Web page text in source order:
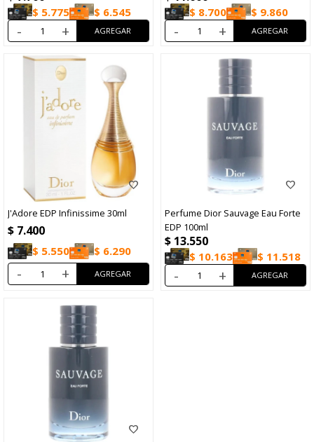
$ 5.775 $ 6.545
- +
$ 8.700 $ 9.860
- +
J'Adore EDP Infinissime 30ml
$ 7.400
$ 5.550 $ 6.290
- +
Perfume Dior Sauvage Eau Forte
EDP 100ml
$ 13.550
$ 10.163 $ 11.518
- +